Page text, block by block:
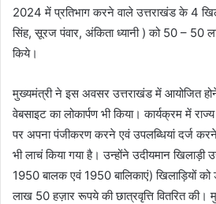
2024 में प्रतिभाग करने वाले उत्तराखंड के 4
सिंह, सूरज पंवार, अंकिता ध्यानी ) को 50 – 50
किये।
मुख्यमंत्री ने इस अवसर उत्तराखंड में आयोजित
वेबसाइट का लोकार्पण भी किया। कार्यक्रम में
पर अपना पंजीकरण करने एवं उपलब्धियां दर्ज
भी लाचं किया गया है। उन्होंने उदीयमान
1950 बालक एवं 1950 बालिकाएं) खिलाड़ियों
लाख 50 हज़ार रूपये की छात्रवृत्ति वितरित की।